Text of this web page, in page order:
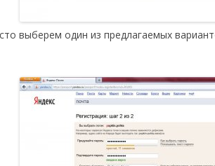
выберем один из предлагаемых